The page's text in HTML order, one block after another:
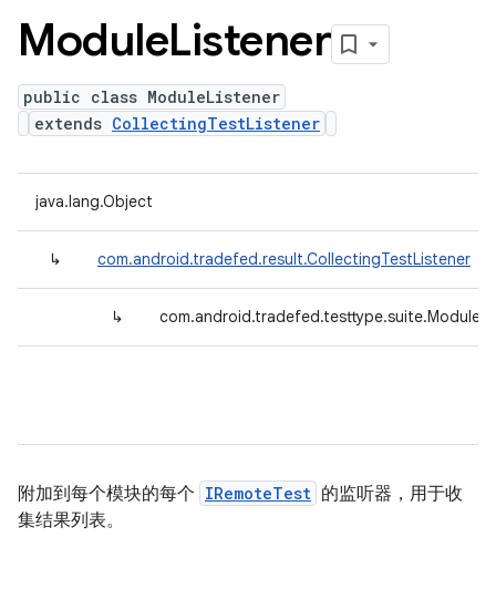
ModuleListener
public class ModuleListener
extends CollectingTestListener
java.lang.Object
↳ com.android.tradefed.result.CollectingTestListener
↳
附加到每个模块的每个 IRemoteTest 的监听器，用于收
集结果列表。